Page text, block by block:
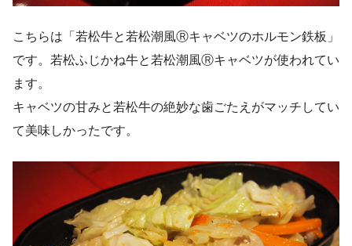
こちらは「若松牛と若松潮風Ⓡキャベツのホルモン鉄板」
です。若松ふじかね牛と若松潮風Ⓡキャベツが使われてい
ます。
キャベツの甘みと若松牛の絶妙な歯ごたえがマッチしてい
て美味しかったです。